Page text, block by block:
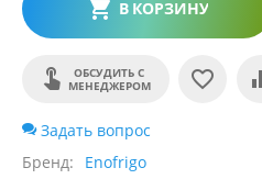
В КОРЗИНУ
ОБСУДИТЬ С
МЕНЕДЖЕРОМ
Задать вопрос
Бренд
Enofrigo